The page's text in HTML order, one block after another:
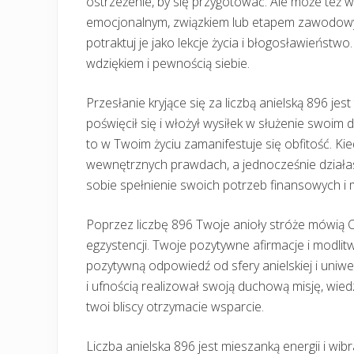
emocjonalnym, związkiem lub etapem
potraktuj je jako lekcje życia i
wdziękiem i pewnością siebie.
Przesłanie kryjące się za liczbą anielską 896
poświęcił się i włożył wysiłek w służenie
to w Twoim życiu zamanifestuje się obfitość.
wewnętrznych prawdach, a jednocześnie
sobie spełnienie swoich potrzeb finansowych
Poprzez liczbę 896 Twoje anioły stróże
egzystencji. Twoje pozytywne afirmacje i
pozytywną odpowiedź od sfery anielskiej i
i ufnością realizował swoją duchową misję,
twoi bliscy otrzymacie wsparcie.
Liczba anielska 896 jest mieszanką energii i